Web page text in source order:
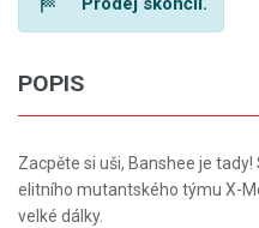
POPIS
Zacpěte si uši, Banshee je
elitního mutantského týmu X-
velké dálky.